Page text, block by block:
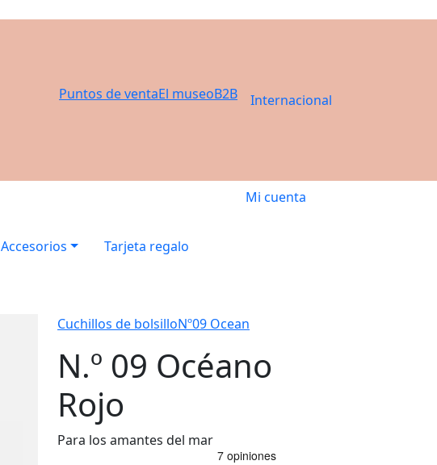
Puntos de ventaEl museoB2B Internacional
Mi cuenta
Accesorios
Tarjeta regalo
Cuchillos de bolsilloNº09 Ocean
N.º 09 Océano
Rojo
Para los amantes del mar